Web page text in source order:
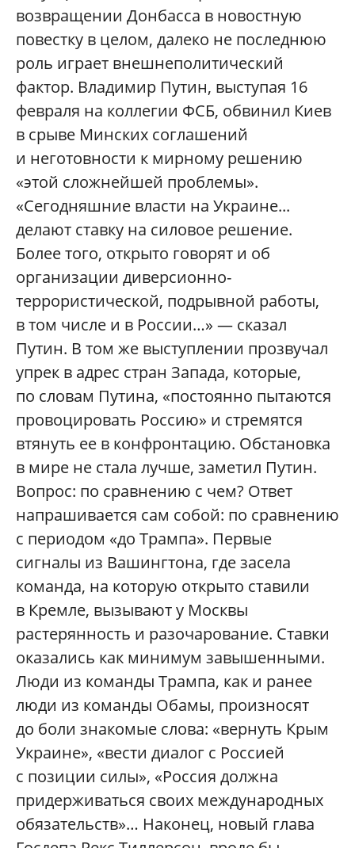
возвращении Донбасса в новостную
повестку в целом, далеко не последнюю
роль играет внешнеполитический
фактор. Владимир Путин, выступая 16
февраля на коллегии ФСБ, обвинил Киев
в срыве Минских соглашений
и неготовности к мирному решению
«этой сложнейшей проблемы».
«Сегодняшние власти на Украине...
делают ставку на силовое решение.
Более того, открыто говорят и об
организации диверсионно-
террористической, подрывной работы,
в том числе и в России…» — сказал
Путин. В том же выступлении прозвучал
упрек в адрес стран Запада, которые,
по словам Путина, «постоянно пытаются
провоцировать Россию» и стремятся
втянуть ее в конфронтацию. Обстановка
в мире не стала лучше, заметил Путин.
Вопрос: по сравнению с чем? Ответ
напрашивается сам собой: по сравнению
с периодом «до Трампа». Первые
сигналы из Вашингтона, где засела
команда, на которую открыто ставили
в Кремле, вызывают у Москвы
растерянность и разочарование. Ставки
оказались как минимум завышенными.
Люди из команды Трампа, как и ранее
люди из команды Обамы, произносят
до боли знакомые слова: «вернуть Крым
Украине», «вести диалог с Россией
с позиции силы», «Россия должна
придерживаться своих международных
обязательств»… Наконец, новый глава